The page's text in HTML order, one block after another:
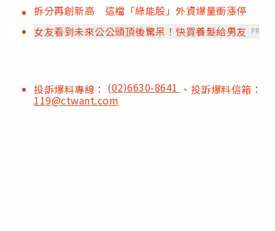
拆分再創新高 這檔「綠能股」外資爆量衝漲停
女友看到未來公公頭頂後驚呆！快買養髮給男友
PR
投訴爆料專線： (02)6630-8641 、投訴爆料信箱：
119@ctwant.com